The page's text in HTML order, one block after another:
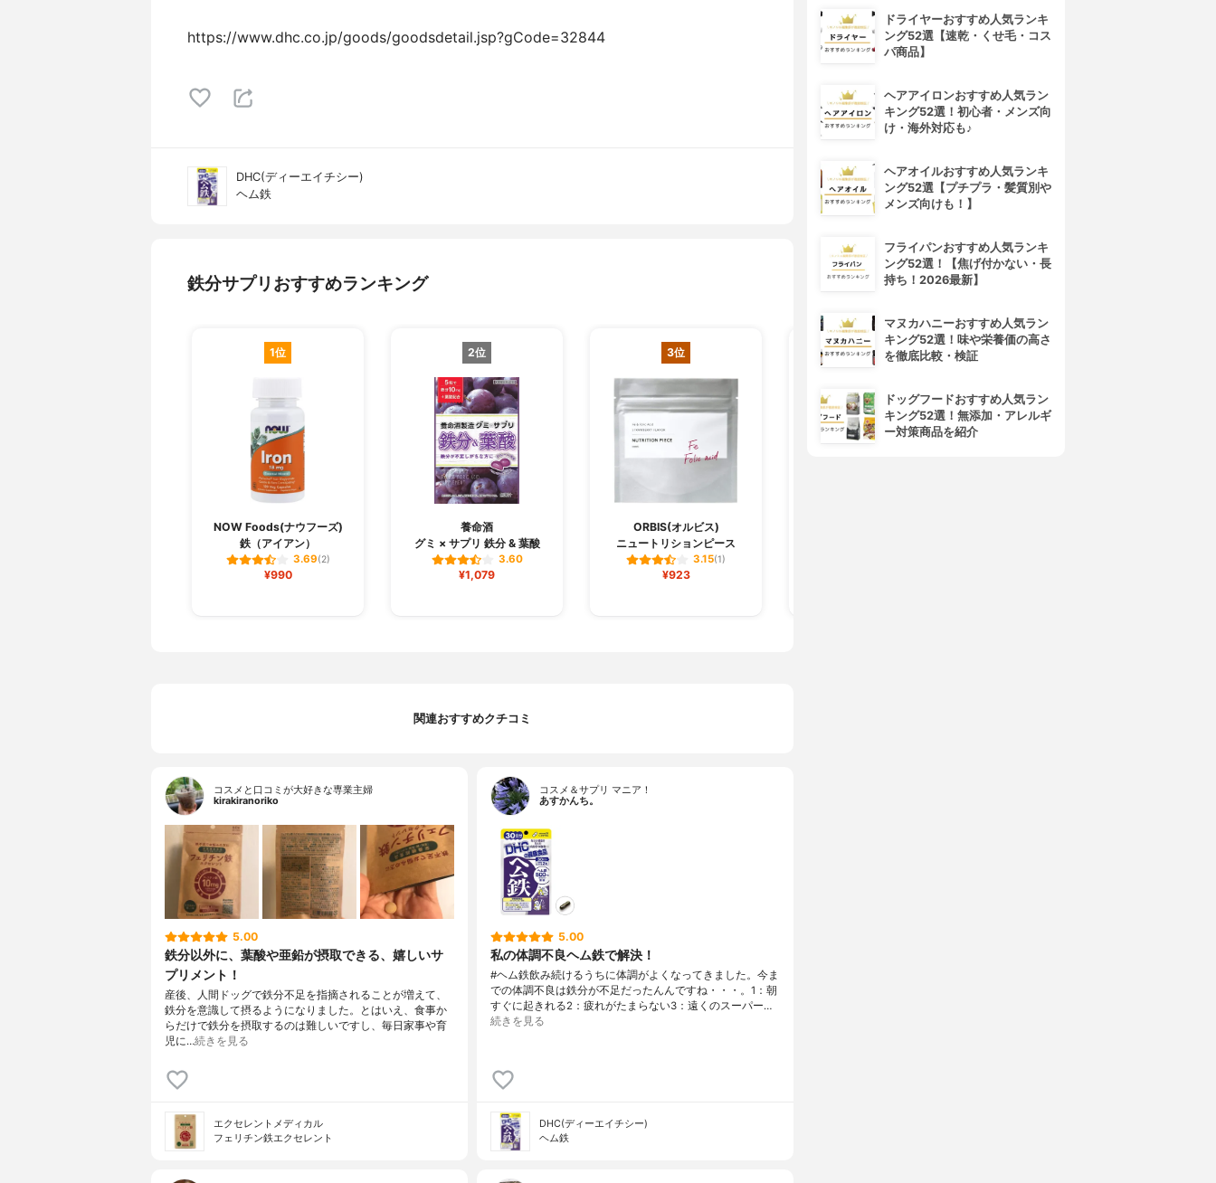
https://www.dhc.co.jp/goods/goodsdetail.jsp?gCode=32844
DHC(ディーエイチシー)
ヘム鉄
鉄分サプリおすすめランキング
1位
NOW Foods(ナウフーズ)
鉄（アイアン）
3.69(2)
¥990
2位
養命酒
グミ × サプリ 鉄分 & 葉酸
3.60
¥1,079
3位
ORBIS(オルビス)
ニュートリションピース
3.15(1)
¥923
4位
関連おすすめクチコミ
コスメと口コミが大好きな専業主婦
kirakiranoriko
5.00
鉄分以外に、葉酸や亜鉛が摂取できる、嬉しいサ
プリメント！
産後、人間ドッグで鉄分不足を指摘されることが増えて、
鉄分を意識して摂るようになりました。とはいえ、食事か
らだけで鉄分を摂取するのは難しいですし、毎日家事や育
児に…続きを見る
エクセレントメディカル
フェリチン鉄エクセレント
コスメ＆サプリ マニア！
あすかんち。
5.00
私の体調不良ヘム鉄で解決！
#ヘム鉄飲み続けるうちに体調がよくなってきました。今ま
での体調不良は鉄分が不足だったんんですね・・・。1：朝
すぐに起きれる2：疲れがたまらない3：遠くのスーパー…
続きを見る
DHC(ディーエイチシー)
ヘム鉄
ドライヤーおすすめ人気ランキ
ング52選【速乾・くせ毛・コス
パ商品】
ヘアアイロンおすすめ人気ラン
キング52選！初心者・メンズ向
け・海外対応も♪
ヘアオイルおすすめ人気ランキ
ング52選【プチプラ・髪質別や
メンズ向けも！】
フライパンおすすめ人気ランキ
ング52選！【焦げ付かない・長
持ち！2026最新】
マヌカハニーおすすめ人気ラン
キング52選！味や栄養価の高さ
を徹底比較・検証
ドッグフードおすすめ人気ラン
キング52選！無添加・アレルギ
ー対策商品を紹介